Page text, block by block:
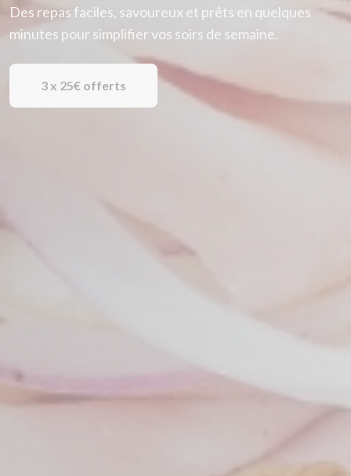
Des repas faciles, savoureux et prêts en quelques
minutes pour simplifier vos soirs de semaine.
3 x 25€ offerts